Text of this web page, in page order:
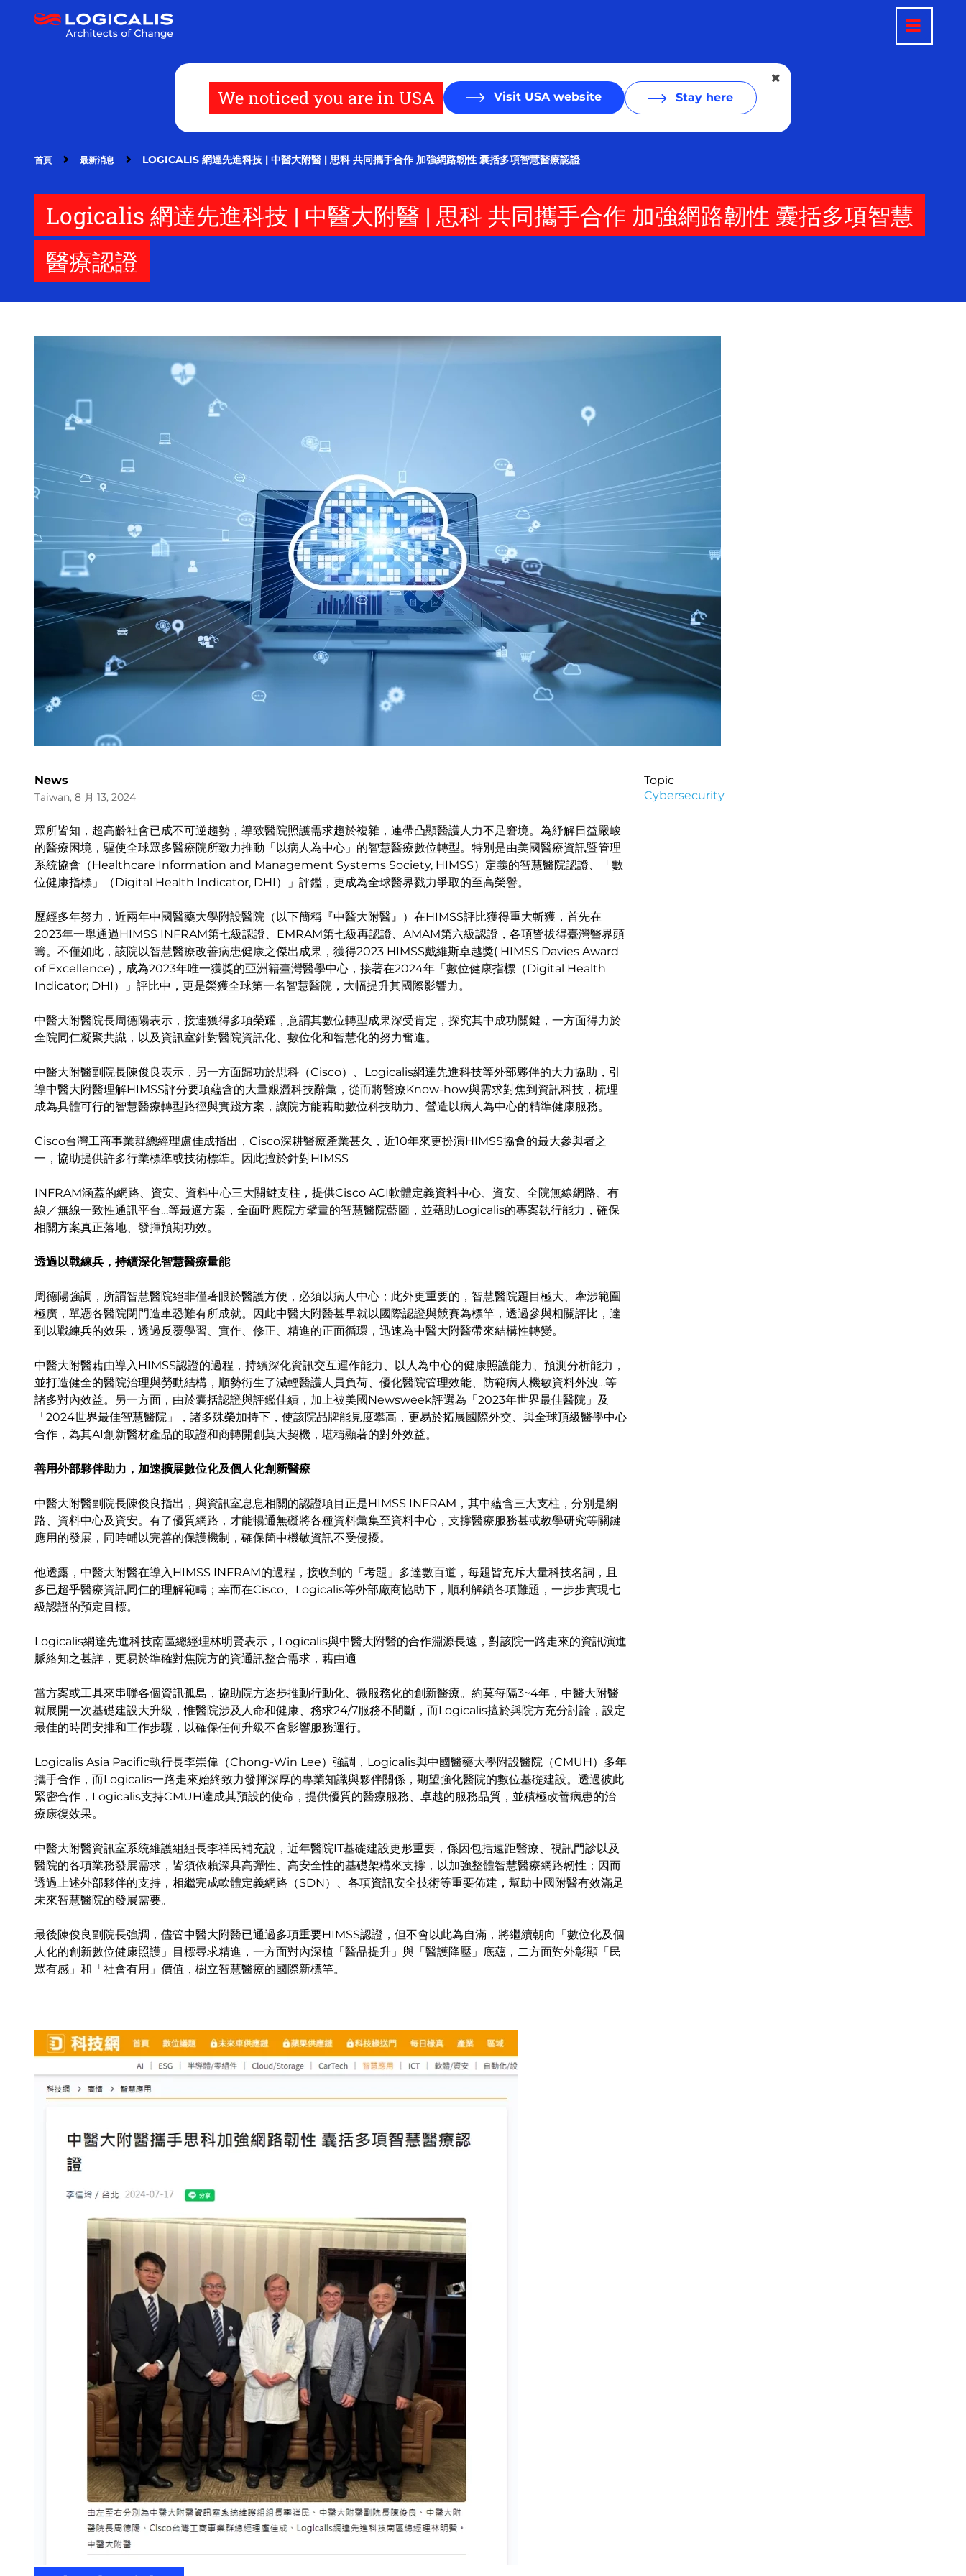
We noticed you are in USA Visit USA website Stay here
首頁 最新消息 LOGICALIS 網達先進科技 | 中醫大附醫 | 思科 共同攜手合作 加強網路韌性 囊括多項智慧醫療認證
Logicalis 網達先進科技 | 中醫大附醫 | 思科 共同攜手合作 加強網路韌性 囊括多項智慧
醫療認證
News
Taiwan, 8 月 13, 2024
眾所皆知，超高齡社會已成不可逆趨勢，導致醫院照護需求趨於複雜，連帶凸顯醫護人力不足窘境。為紓解日益嚴峻
的醫療困境，驅使全球眾多醫療院所致力推動「以病人為中心」的智慧醫療數位轉型。特別是由美國醫療資訊暨管理
系統協會（Healthcare Information and Management Systems Society, HIMSS）定義的智慧醫院認證、「數
位健康指標」（Digital Health Indicator, DHI）」評鑑，更成為全球醫界戮力爭取的至高榮譽。
歷經多年努力，近兩年中國醫藥大學附設醫院（以下簡稱『中醫大附醫』）在HIMSS評比獲得重大斬獲，首先在
2023年一舉通過HIMSS INFRAM第七級認證、EMRAM第七級再認證、AMAM第六級認證，各項皆拔得臺灣醫界頭
籌。不僅如此，該院以智慧醫療改善病患健康之傑出成果，獲得2023 HIMSS戴維斯卓越獎( HIMSS Davies Award
of Excellence)，成為2023年唯一獲獎的亞洲籍臺灣醫學中心，接著在2024年「數位健康指標（Digital Health
Indicator; DHI）」評比中，更是榮獲全球第一名智慧醫院，大幅提升其國際影響力。
中醫大附醫院長周德陽表示，接連獲得多項榮耀，意謂其數位轉型成果深受肯定，探究其中成功關鍵，一方面得力於
全院同仁凝聚共識，以及資訊室針對醫院資訊化、數位化和智慧化的努力奮進。
中醫大附醫副院長陳俊良表示，另一方面歸功於思科（Cisco）、Logicalis網達先進科技等外部夥伴的大力協助，引
導中醫大附醫理解HIMSS評分要項蘊含的大量艱澀科技辭彙，從而將醫療Know-how與需求對焦到資訊科技，梳理
成為具體可行的智慧醫療轉型路徑與實踐方案，讓院方能藉助數位科技助力、營造以病人為中心的精準健康服務。
Cisco台灣工商事業群總經理盧佳成指出，Cisco深耕醫療產業甚久，近10年來更扮演HIMSS協會的最大參與者之
一，協助提供許多行業標準或技術標準。因此擅於針對HIMSS
INFRAM涵蓋的網路、資安、資料中心三大關鍵支柱，提供Cisco ACI軟體定義資料中心、資安、全院無線網路、有
線／無線一致性通訊平台…等最適方案，全面呼應院方擘畫的智慧醫院藍圖，並藉助Logicalis的專案執行能力，確保
相關方案真正落地、發揮預期功效。
透過以戰練兵，持續深化智慧醫療量能
周德陽強調，所謂智慧醫院絕非僅著眼於醫護方便，必須以病人中心；此外更重要的，智慧醫院題目極大、牽涉範圍
極廣，單憑各醫院閉門造車恐難有所成就。因此中醫大附醫甚早就以國際認證與競賽為標竿，透過參與相關評比，達
到以戰練兵的效果，透過反覆學習、實作、修正、精進的正面循環，迅速為中醫大附醫帶來結構性轉變。
中醫大附醫藉由導入HIMSS認證的過程，持續深化資訊交互運作能力、以人為中心的健康照護能力、預測分析能力，
並打造健全的醫院治理與勞動結構，順勢衍生了減輕醫護人員負荷、優化醫院管理效能、防範病人機敏資料外洩…等
諸多對內效益。另一方面，由於囊括認證與評鑑佳績，加上被美國Newsweek評選為「2023年世界最佳醫院」及
「2024世界最佳智慧醫院」，諸多殊榮加持下，使該院品牌能見度攀高，更易於拓展國際外交、與全球頂級醫學中心
合作，為其AI創新醫材產品的取證和商轉開創莫大契機，堪稱顯著的對外效益。
善用外部夥伴助力，加速擴展數位化及個人化創新醫療
中醫大附醫副院長陳俊良指出，與資訊室息息相關的認證項目正是HIMSS INFRAM，其中蘊含三大支柱，分別是網
路、資料中心及資安。有了優質網路，才能暢通無礙將各種資料彙集至資料中心，支撐醫療服務甚或教學研究等關鍵
應用的發展，同時輔以完善的保護機制，確保箇中機敏資訊不受侵擾。
他透露，中醫大附醫在導入HIMSS INFRAM的過程，接收到的「考題」多達數百道，每題皆充斥大量科技名詞，且
多已超乎醫療資訊同仁的理解範疇；幸而在Cisco、Logicalis等外部廠商協助下，順利解鎖各項難題，一步步實現七
級認證的預定目標。
Logicalis網達先進科技南區總經理林明賢表示，Logicalis與中醫大附醫的合作淵源長遠，對該院一路走來的資訊演進
脈絡知之甚詳，更易於準確對焦院方的資通訊整合需求，藉由適
當方案或工具來串聯各個資訊孤島，協助院方逐步推動行動化、微服務化的創新醫療。約莫每隔3~4年，中醫大附醫
就展開一次基礎建設大升級，惟醫院涉及人命和健康、務求24/7服務不間斷，而Logicalis擅於與院方充分討論，設定
最佳的時間安排和工作步驟，以確保任何升級不會影響服務運行。
Logicalis Asia Pacific執行長李崇偉（Chong-Win Lee）強調，Logicalis與中國醫藥大學附設醫院（CMUH）多年
攜手合作，而Logicalis一路走來始終致力發揮深厚的專業知識與夥伴關係，期望強化醫院的數位基礎建設。透過彼此
緊密合作，Logicalis支持CMUH達成其預設的使命，提供優質的醫療服務、卓越的服務品質，並積極改善病患的治
療康復效果。
中醫大附醫資訊室系統維護組組長李祥民補充說，近年醫院IT基礎建設更形重要，係因包括遠距醫療、視訊門診以及
醫院的各項業務發展需求，皆須依賴深具高彈性、高安全性的基礎架構來支撐，以加強整體智慧醫療網路韌性；因而
透過上述外部夥伴的支持，相繼完成軟體定義網路（SDN）、各項資訊安全技術等重要佈建，幫助中國附醫有效滿足
未來智慧醫院的發展需要。
最後陳俊良副院長強調，儘管中醫大附醫已通過多項重要HIMSS認證，但不會以此為自滿，將繼續朝向「數位化及個
人化的創新數位健康照護」目標尋求精進，一方面對內深植「醫品提升」與「醫護降壓」底蘊，二方面對外彰顯「民
眾有感」和「社會有用」價值，樹立智慧醫療的國際新標竿。
Image
Topic
Cybersecurity